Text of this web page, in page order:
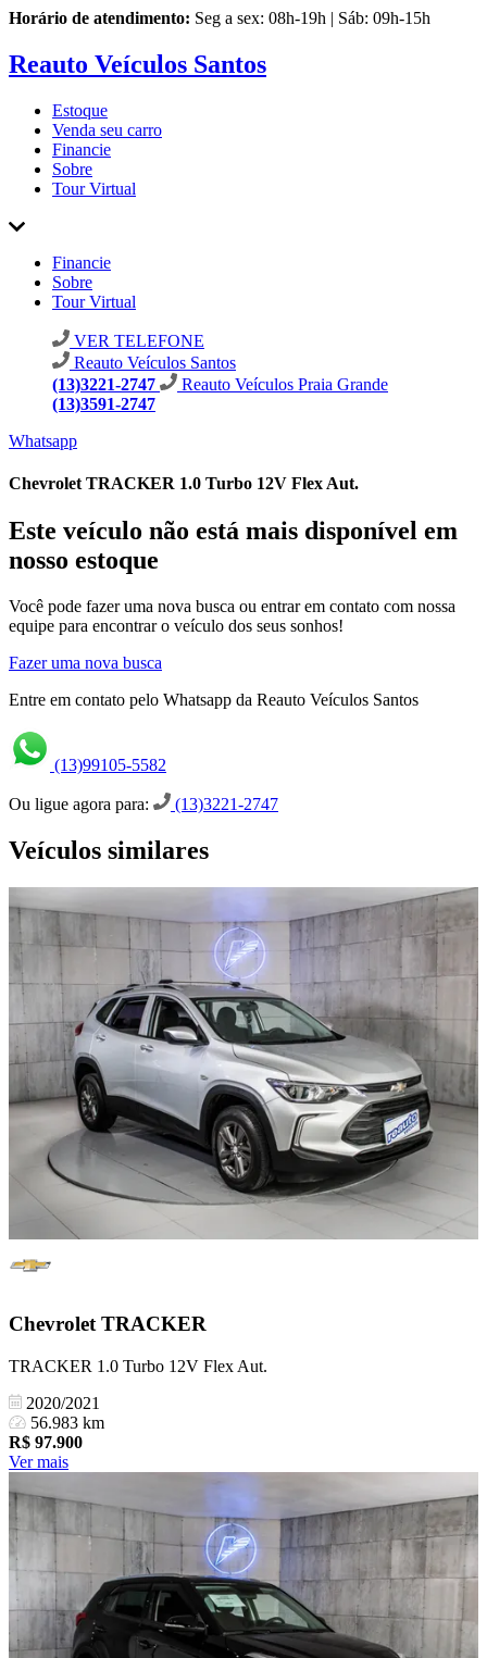
Horário de atendimento: Seg a sex: 08h-19h | Sáb: 09h-15h
Reauto Veículos Santos
Estoque
Venda seu carro
Financie
Sobre
Tour Virtual
Financie
Sobre
Tour Virtual
VER TELEFONE
Reauto Veículos Santos
(13)3221-2747
Reauto Veículos Praia Grande
(13)3591-2747
Whatsapp
Chevrolet TRACKER 1.0 Turbo 12V Flex Aut.
Este veículo não está mais disponível em
nosso estoque
Você pode fazer uma nova busca ou entrar em contato com nossa
equipe para encontrar o veículo dos seus sonhos!
Fazer uma nova busca
Entre em contato pelo Whatsapp da Reauto Veículos Santos
(13)99105-5582
Ou ligue agora para: (13)3221-2747
Veículos similares
ChevroletTRACKER
TRACKER 1.0 Turbo 12V Flex Aut.
2020/2021
56.983 km
R$ 97.900
Ver mais